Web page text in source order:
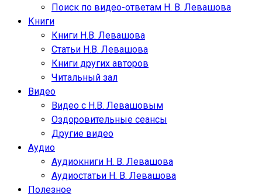
Поиск по видео-ответам Н. В. Левашова
Книги
Книги Н.В. Левашова
Статьи Н.В. Левашова
Книги других авторов
Читальный зал
Видео
Видео с Н.В. Левашовым
Оздоровительные сеансы
Другие видео
Аудио
Аудиокниги Н. В. Левашова
Аудиостатьи Н. В. Левашова
Полезное